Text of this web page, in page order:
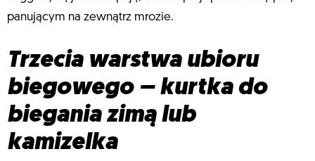
panującym na zewnątrz mrozie.
Trzecia warstwa ubioru
biegowego – kurtka do
biegania zimą lub
kamizelka